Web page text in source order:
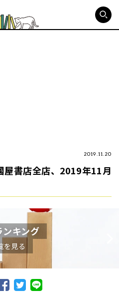
2019.11.20
屋書店全店、2019年11月
ンキング
を見る